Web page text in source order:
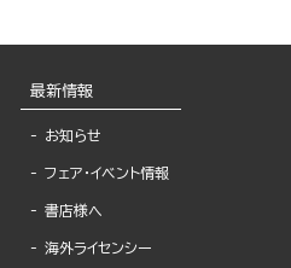
最新情報
お知らせ
フェア・イベント情報
書店様へ
海外ライセンシー